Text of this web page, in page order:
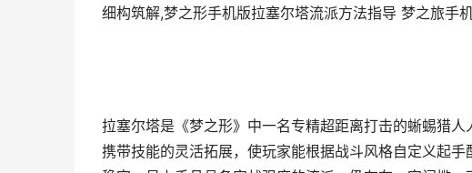
细构筑解,梦之形手机版拉塞尔塔流派方法指导 梦之旅手
拉塞尔塔是《梦之形》中一名专精超距离打击的蜥蜴猎
携带技能的灵活拓展，使玩家能根据战斗风格自定义起